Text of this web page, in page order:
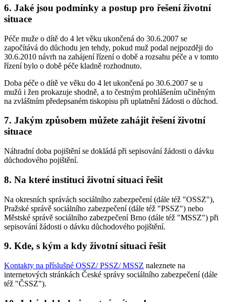
6. Jaké jsou podmínky a postup pro řešení životní
situace
Péče muže o dítě do 4 let věku ukončená do 30.6.2007 se
započítává do důchodu jen tehdy, pokud muž podal nejpozději do
30.6.2010 návrh na zahájení řízení o době a rozsahu péče a v tomto
řízení bylo o době péče kladně rozhodnuto.
Doba péče o dítě ve věku do 4 let ukončená po 30.6.2007 se u
mužů i žen prokazuje shodně, a to čestným prohlášením učiněným
na zvláštním předepsaném tiskopisu při uplatnění žádosti o důchod.
7. Jakým způsobem můžete zahájit řešení životní
situace
Náhradní doba pojištění se dokládá při sepisování žádosti o dávku
důchodového pojištění.
8. Na které instituci životní situaci řešit
Na okresních správách sociálního zabezpečení (dále též "OSSZ"),
Pražské správě sociálního zabezpečení (dále též "PSSZ") nebo
Městské správě sociálního zabezpečení Brno (dále též "MSSZ") při
sepisování žádosti o dávku důchodového pojištění.
9. Kde, s kým a kdy životní situaci řešit
Kontakty na příslušné OSSZ/ PSSZ/ MSSZ naleznete na
internetových stránkách České správy sociálního zabezpečení (dále
též "ČSSZ").